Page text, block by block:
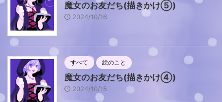
魔女のお友だち(描きかけ⑤)
2024/10/16
すべて 絵のこと
魔女のお友だち(描きかけ④)
2024/10/15